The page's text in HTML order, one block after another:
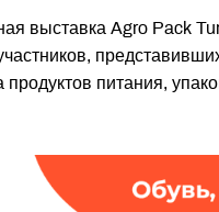
выставка Agro Pack
продуктов питания,